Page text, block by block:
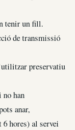
tenir un fill.
de transmissió
preservatiu
no han
anar,
hores) al servei